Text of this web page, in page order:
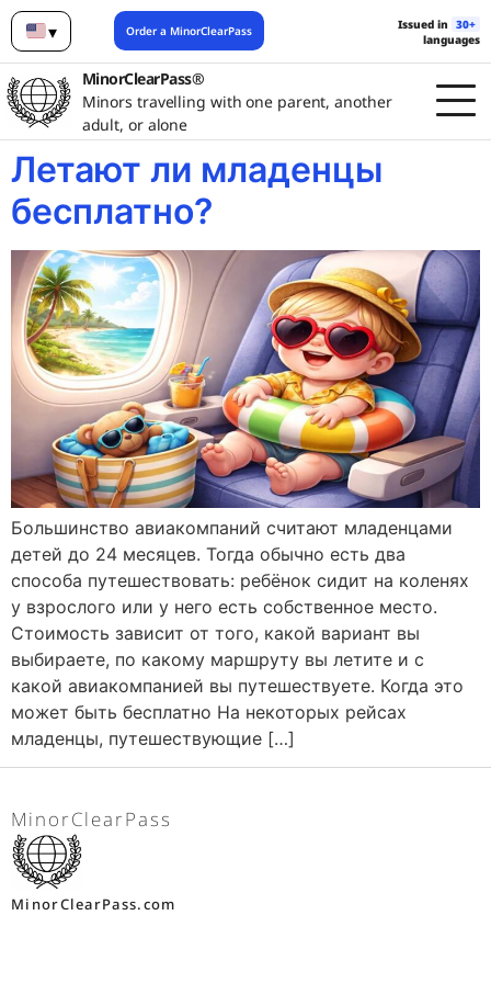
▾
English
Order a MinorClearPass Issued in 30+
languages
MinorClearPass®
Minors travelling with one parent, another
adult, or alone
Летают ли младенцы
бесплатно?
Большинство авиакомпаний считают младенцами
детей до 24 месяцев. Тогда обычно есть два
способа путешествовать: ребёнок сидит на коленях
у взрослого или у него есть собственное место.
Стоимость зависит от того, какой вариант вы
выбираете, по какому маршруту вы летите и с
какой авиакомпанией вы путешествуете. Когда это
может быть бесплатно На некоторых рейсах
младенцы, путешествующие […]
MinorClearPass
MinorClearPass.com